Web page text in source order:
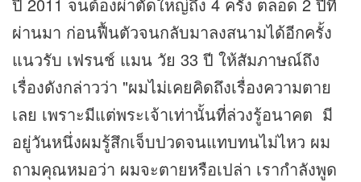
ผ่านมา ก่อนฟื้นตัวจนกลับมาลงสนามได้อีกครั้ง
แนวรับ เฟรนช์ แมน วัย 33 ปี ให้สัมภาษณ์ถึง
เรื่องดังกล่าวว่า "ผมไม่เคยคิดถึงเรื่องความตาย
เลย เพราะมีแต่พระเจ้าเท่านั้นที่ล่วงรู้อนาคต มี
อยู่วันหนึ่งผมรู้สึกเจ็บปวดจนแทบทนไม่ไหว ผม
ถามคุณหมอว่า ผมจะตายหรือเปล่า เรากำลังพูด